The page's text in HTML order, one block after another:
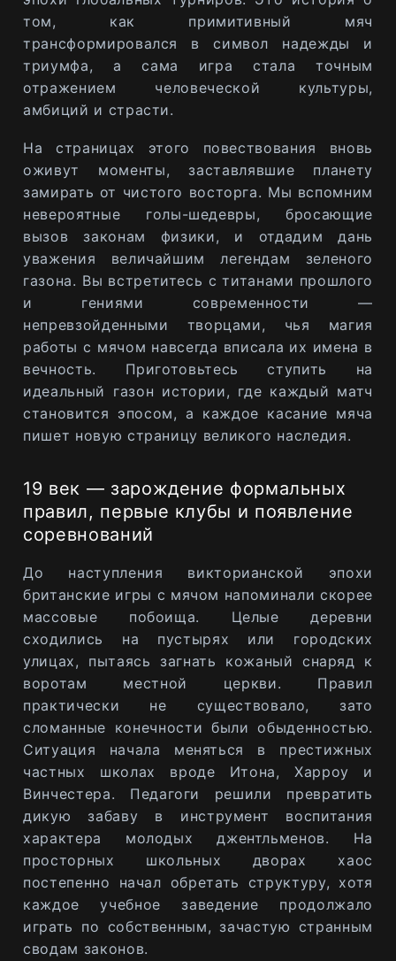
том, как примитивный мяч
трансформировался в символ надежды и
триумфа, а сама игра стала точным
отражением человеческой культуры,
амбиций и страсти.
На страницах этого повествования вновь
оживут моменты, заставлявшие планету
замирать от чистого восторга. Мы вспомним
невероятные голы-шедевры, бросающие
вызов законам физики, и отдадим дань
уважения величайшим легендам зеленого
газона. Вы встретитесь с титанами прошлого
и гениями современности —
непревзойденными творцами, чья магия
работы с мячом навсегда вписала их имена в
вечность. Приготовьтесь ступить на
идеальный газон истории, где каждый матч
становится эпосом, а каждое касание мяча
пишет новую страницу великого наследия.
19 век — зарождение формальных
правил, первые клубы и появление
соревнований
До наступления викторианской эпохи
британские игры с мячом напоминали скорее
массовые побоища. Целые деревни
сходились на пустырях или городских
улицах, пытаясь загнать кожаный снаряд к
воротам местной церкви. Правил
практически не существовало, зато
сломанные конечности были обыденностью.
Ситуация начала меняться в престижных
частных школах вроде Итона, Харроу и
Винчестера. Педагоги решили превратить
дикую забаву в инструмент воспитания
характера молодых джентльменов. На
просторных школьных дворах хаос
постепенно начал обретать структуру, хотя
каждое учебное заведение продолжало
играть по собственным, зачастую странным
сводам законов.